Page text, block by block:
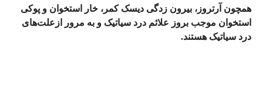
همچونآرتروز، بیرون زدگی دیسک کمر، خار استخوان و پوکی
استخوانموجب بروز علائم درد سیاتیک و به مرور ازعلت‌های
درد سیاتیک هستند.